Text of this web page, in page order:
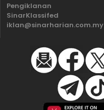
Pengiklanan
SinarKlassifed
iklan@sinarharian.com.my